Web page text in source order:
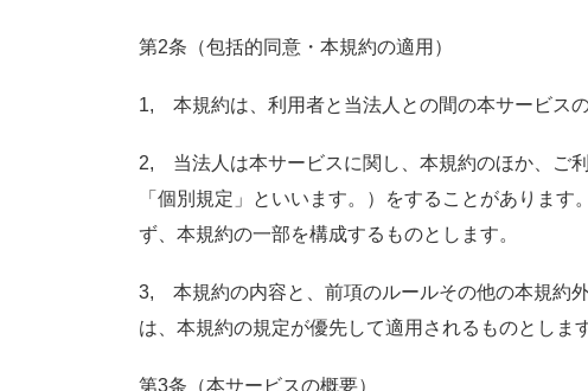
第2条（包括的同意・本規約の適用）
1, 本規約は、利用者と当法人との間の本サービス
2, 当法人は本サービスに関し、本規約のほか、ご
「個別規定」といいます。）をすることがありま
ず、本規約の一部を構成するものとします。
3, 本規約の内容と、前項のルールその他の本規約
は、本規約の規定が優先して適用されるものとします
第3条（本サービスの概要）